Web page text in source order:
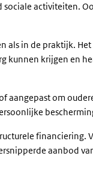
activiteiten.
als in de praktijk.
kunnen krijgen en
om
financiering.
aanbod